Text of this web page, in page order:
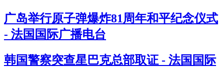
广岛举行原子弹爆炸81周年和平纪念仪式
- 法国国际广播电台
韩国警察突查星巴克总部取证 - 法国国际